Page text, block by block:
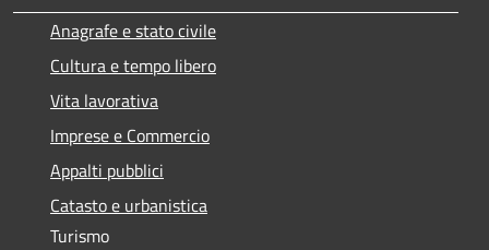
Anagrafe e stato civile
Cultura e tempo libero
Vita lavorativa
Imprese e Commercio
Appalti pubblici
Catasto e urbanistica
Turismo